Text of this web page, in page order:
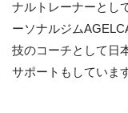
ナルトレーナーとし
ーソナルジム
技のコーチとして日
サポートもしていま